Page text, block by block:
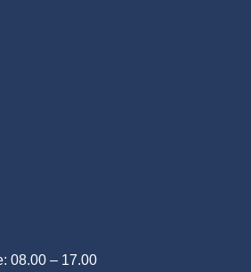
08.00 – 17.00